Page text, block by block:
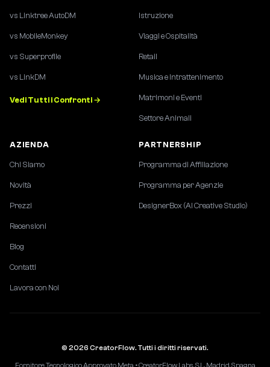
vs Linktree AutoDM
vs MobileMonkey
vs Superprofile
vs LinkDM
Vedi Tutti i Confronti →
Istruzione
Viaggi e Ospitalità
Retail
Musica e Intrattenimento
Matrimoni e Eventi
Settore Animali
AZIENDA
Chi Siamo
Novità
Prezzi
Recensioni
Blog
Contatti
Lavora con Noi
PARTNERSHIP
Programma di Affiliazione
Programma per Agenzie
DesignerBox (AI Creative Studio)
© 2026 CreatorFlow. Tutti i diritti riservati.
Fornitore Tecnologico Approvato Meta • CreatorFlow Labs, S.L., Madrid, Spagna